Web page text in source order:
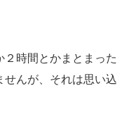
２時間とかまとまった
せんが、それは思い込